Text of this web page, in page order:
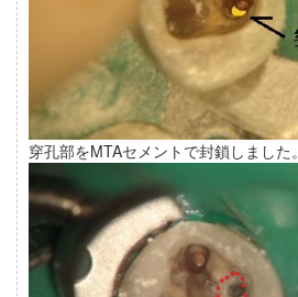
穿孔部をMTAセメントで封鎖しました。